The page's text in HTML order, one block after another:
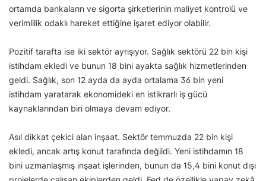
ortamda bankaların ve sigorta şirketlerinin maliyet kontrolü ve
verimlilik odaklı hareket ettiğine işaret ediyor olabilir.
Pozitif tarafta ise iki sektör ayrışıyor. Sağlık sektörü 22 bin kişi
istihdam ekledi ve bunun 18 bini ayakta sağlık hizmetlerinden
geldi. Sağlık, son 12 ayda da ayda ortalama 36 bin yeni
istihdam yaratarak ekonomideki en istikrarlı iş gücü
kaynaklarından biri olmaya devam ediyor.
Asıl dikkat çekici alan inşaat. Sektör temmuzda 22 bin kişi
ekledi, ancak artış konut tarafında değildi. Yeni istihdamın 18
bini uzmanlaşmış inşaat işlerinden, bunun da 15,4 bini konut dışı